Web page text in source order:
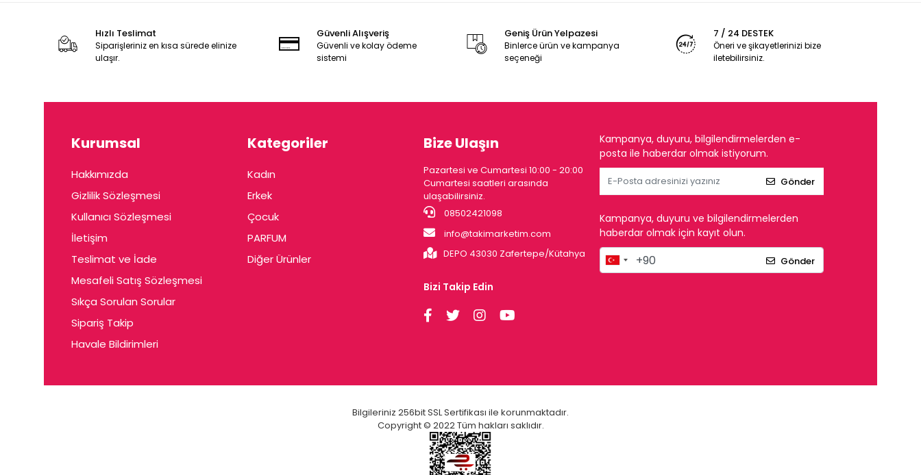
Hızlı Teslimat
Siparişleriniz en kısa sürede elinize
ulaşır.
Güvenli Alışveriş
Güvenli ve kolay ödeme
sistemi
Geniş Ürün Yelpazesi
Binlerce ürün ve kampanya
seçeneği
7 / 24 DESTEK
Öneri ve şikayetlerinizi bize
iletebilirsiniz.
Kurumsal
Hakkımızda
Gizlilik Sözleşmesi
Kullanıcı Sözleşmesi
İletişim
Teslimat ve İade
Mesafeli Satış Sözleşmesi
Sıkça Sorulan Sorular
Sipariş Takip
Havale Bildirimleri
Kategoriler
Kadın
Erkek
Çocuk
PARFUM
Diğer Ürünler
Bize Ulaşın
Pazartesi ve Cumartesi 10:00 - 20:00
Cumartesi saatleri arasında
ulaşabilirsiniz.
08502421098
info@takimarketim.com
DEPO 43030 Zafertepe/Kütahya
Bizi Takip Edin
Kampanya, duyuru, bilgilendirmelerden e-
posta ile haberdar olmak istiyorum.
Gönder
Kampanya, duyuru ve bilgilendirmelerden
haberdar olmak için kayıt olun.
Gönder
Bilgileriniz 256bit SSL Sertifikası ile korunmaktadır.
Copyright © 2022 Tüm hakları saklıdır.